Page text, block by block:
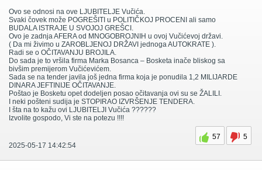
Ovo se odnosi na ove LJUBITELJE Vučića.
Svaki čovek može POGREŠITI u POLITIČKOJ PROCENI ali samo
BUDALA ISTRAJE U SVOJOJ GREŠCI.
Ovo je zadnja AFERA od MNOGOBROJNIH u ovoj Vučićevoj državi.
( Da mi živimo u ZAROBLJENOJ DRŽAVI jednoga AUTOKRATE ).
Radi se o OČITAVANJU BROJILA.
Do sada je to vršila firma Marka Bosanca – Bosketa inače bliskog sa
bivšim premijerom Vučićevićem.
Sada se na tender javila još jedna firma koja je ponudila 1,2 MILIJARDE
DINARA JEFTINIJE OČITAVANJE.
Poštao je Bosketu opet dodeljen posao očitavanja ovi su se ŽALILI.
I neki pošteni sudija je STOPIRAO IZVRŠENJE TENDERA.
I šta na to kažu ovi LJUBITELJI Vučića ??????
Izvolite gospodo, Vi ste na potezu !!!!
57
5
2025-05-17 14:42:54